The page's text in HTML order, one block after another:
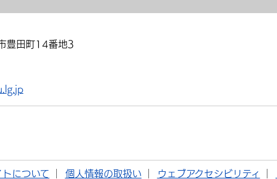
田町14番地3
トについて 個人情報の取扱い ウェブアクセシビリティ